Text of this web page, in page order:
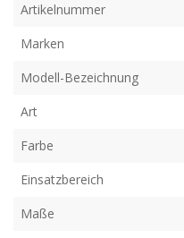
Artikelnummer
Marken
Modell-Bezeichnung
Art
Farbe
Einsatzbereich
Maße